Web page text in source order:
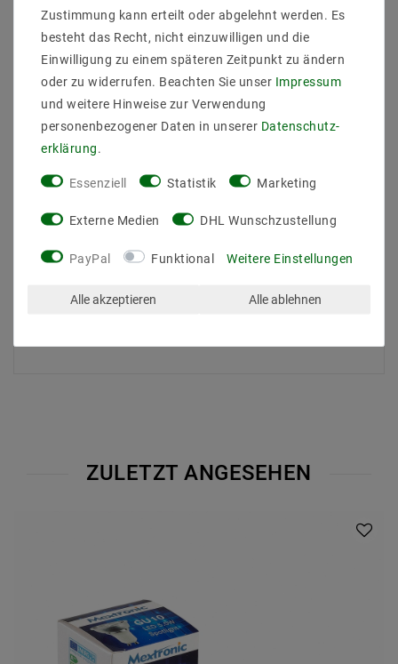
Betriebstemperatur : -10 Grad bis 40 Grad
Lieferumfang
1x Mextronic LED Spot 5W GU10/PAR16
Warmweiß (2700K)
Ihre Vorteile im Shop
Schneller Versand
Kompetenter Kundensupport
Optimieren Sie Ihre Beleuchtung noch heute mit dem
warmweißes Licht.
ZULETZT ANGESEHEN
Zustimmung kann erteilt oder abgelehnt werden. Es
besteht das Recht, nicht einzuwilligen und die
Einwilligung zu einem späteren Zeitpunkt zu ändern
oder zu widerrufen. Beachten Sie unser Impressum
und weitere Hinweise zur Verwendung
personenbezogener Daten in unserer Daten­schutz­
erklärung
Essenziell Statistik Marketing
Externe Medien DHL Wunschzustellung
PayPal Funktional Weitere Einstellungen
Alle akzeptieren Alle ablehnen